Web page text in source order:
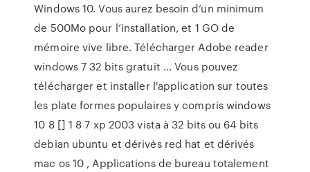
Windows 10. Vous aurez besoin d’un minimum
de 500Mo pour l’installation, et 1 GO de
mémoire vive libre. Télécharger Adobe reader
windows 7 32 bits gratuit ... Vous pouvez
télécharger et installer l'application sur toutes
les plate formes populaires y compris windows
10 8 [] 1 8 7 xp 2003 vista à 32 bits ou 64 bits
debian ubuntu et dérivés red hat et dérivés
mac os 10 , Applications de bureau totalement